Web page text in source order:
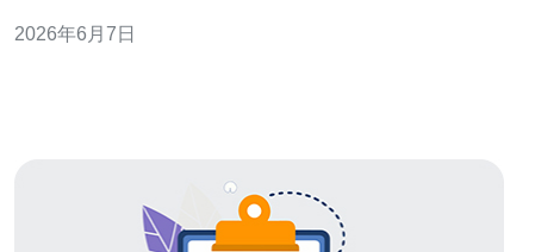
适用范围：网站/API/游戏服主机、反向代理、CDN 回源链
2026年6月7日